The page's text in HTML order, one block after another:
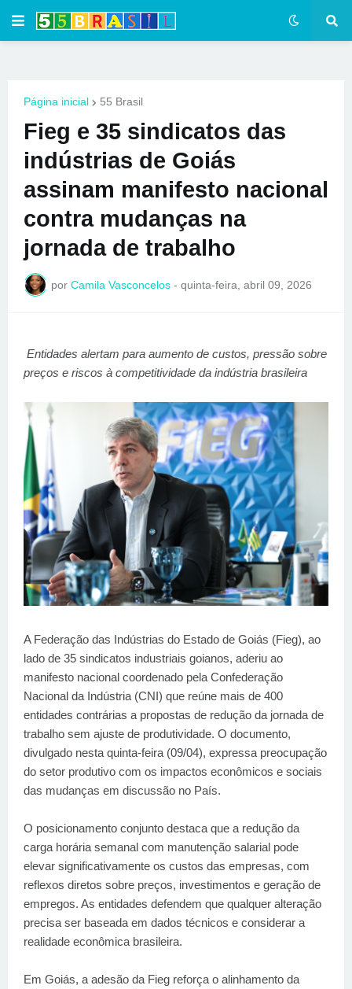
Página inicial 55 Brasil
Fieg e 35 sindicatos das
indústrias de Goiás
assinam manifesto nacional
contra mudanças na
jornada de trabalho
por Camila Vasconcelos - quinta-feira, abril 09, 2026
Entidades alertam para aumento de custos, pressão sobre
preços e riscos à competitividade da indústria brasileira
A Federação das Indústrias do Estado de Goiás (Fieg), ao
lado de 35 sindicatos industriais goianos, aderiu ao
manifesto nacional coordenado pela Confederação
Nacional da Indústria (CNI) que reúne mais de 400
entidades contrárias a propostas de redução da jornada de
trabalho sem ajuste de produtividade. O documento,
divulgado nesta quinta-feira (09/04), expressa preocupação
do setor produtivo com os impactos econômicos e sociais
das mudanças em discussão no País.
O posicionamento conjunto destaca que a redução da
carga horária semanal com manutenção salarial pode
elevar significativamente os custos das empresas, com
reflexos diretos sobre preços, investimentos e geração de
empregos. As entidades defendem que qualquer alteração
precisa ser baseada em dados técnicos e considerar a
realidade econômica brasileira.
Em Goiás, a adesão da Fieg reforça o alinhamento da